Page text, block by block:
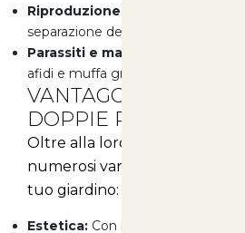
Riproduzione:
separazione dei bulbilli.
Parassiti e malattie:
afidi e muffa grigia in condizioni di
VANTAGGI DELLE
DOPPIE PER IL TUO
Oltre alla loro bellezza, le
numerosi vantaggi per il
tuo giardino:
Estetica: Con i loro colori vivaci e